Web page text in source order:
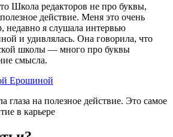
Школа редакторов не про буквы,
действие. Меня это очень
недавно я слушала интервью
и удивлялась. Она говорила, что
школы — много про буквы
смысла.
Ерошиной
глаза на полезное действие. Это самое
в карьере